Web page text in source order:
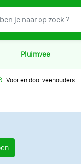
Pluimvee
Voor en door veehouders